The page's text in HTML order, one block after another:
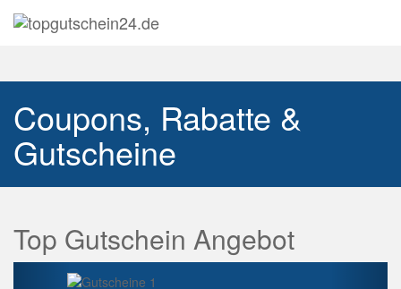
Coupons, Rabatte &
Gutscheine
Top Gutschein Angebot
Vorherige